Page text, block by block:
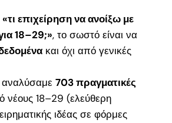
«τι επιχείρηση να ανοίξω με
18–29;», το σωστό είναι να
και όχι από γενικές
αναλύσαμε 703 πραγματικές
νέους 18–29 (ελεύθερη
ιδέας σε φόρμες